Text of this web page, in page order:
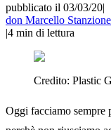
pubblicato il 03/03/20|
don Marcello Stanzione
|4 min di lettura
Credito: Plastic
Oggi facciamo sempre